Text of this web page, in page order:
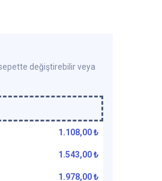
değiştirebilir veya
1.108,00₺
1.543,00₺
1.978,00₺